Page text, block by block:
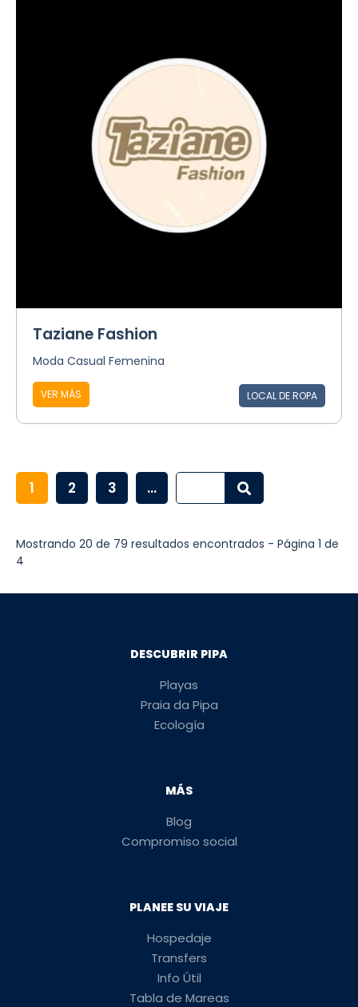
Taziane Fashion
Moda Casual Femenina
VER MÁS LOCAL DE ROPA
1 2 3 ...
Mostrando 20 de 79 resultados encontrados - Página 1 de
4
DESCUBRIR PIPA
Playas
Praia da Pipa
Ecología
MÁS
Blog
Compromiso social
PLANEE SU VIAJE
Hospedaje
Transfers
Info Útil
Tabla de Mareas